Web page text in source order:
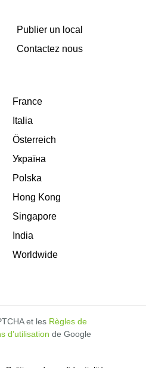
Publier un local
Contactez nous
France
Italia
Österreich
Україна
Polska
Hong Kong
Singapore
India
Worldwide
et les Règles de
d’utilisation de Google